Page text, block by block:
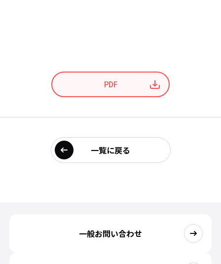
PDF
一覧に戻る
一般お問い合わせ